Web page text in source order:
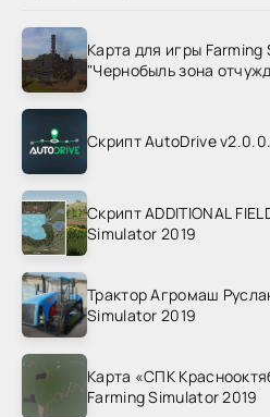
Карта для игры Farming
"Чернобыль зона
Скрипт AutoDrive
Скрипт ADDITIONAL
Simulator 2019
Трактор Агромаш
Simulator 2019
Карта «СПК
Farming Simulator 2019